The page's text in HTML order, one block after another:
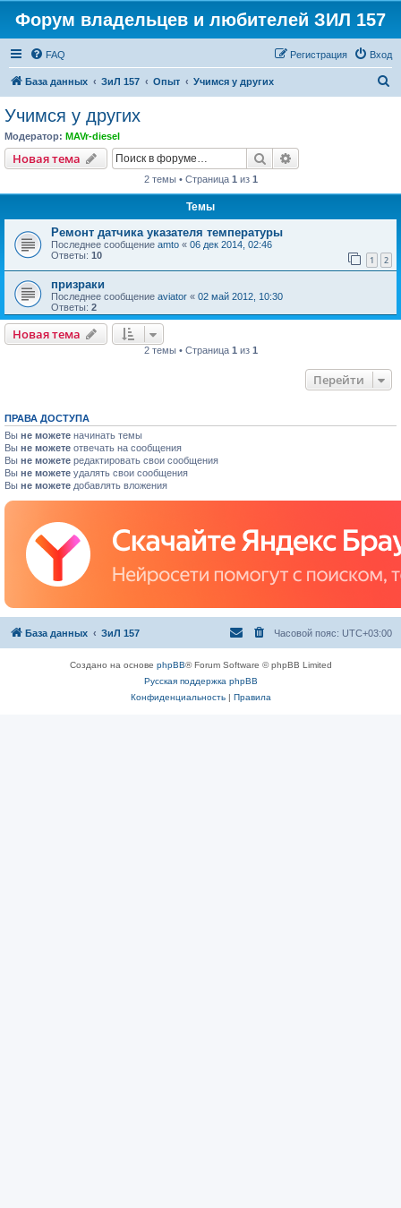
Форум владельцев и любителей ЗИЛ 157
FAQ Вход
Регистрация
База данных ЗиЛ 157 Опыт Учимся у других
Учимся у других
Модератор: MAVr-diesel
Новая тема Поиск
2 темы • Страница 1 из 1
Темы
Ремонт датчика указателя температуры
Последнее сообщение amto « 06 дек 2014, 02:46
Ответы: 10 1 2
призраки
Последнее сообщение aviator « 02 май 2012, 10:30
Ответы: 2
Новая тема
2 темы • Страница 1 из 1
Перейти
ПРАВА ДОСТУПА
Вы не можете начинать темы
Вы не можете отвечать на сообщения
Вы не можете редактировать свои сообщения
Вы не можете удалять свои сообщения
Вы не можете добавлять вложения
База данных ЗиЛ 157 Часовой пояс: UTC+03:00
Создано на основе phpBB® Forum Software © phpBB Limited
Русская поддержка phpBB
Конфиденциальность| Правила